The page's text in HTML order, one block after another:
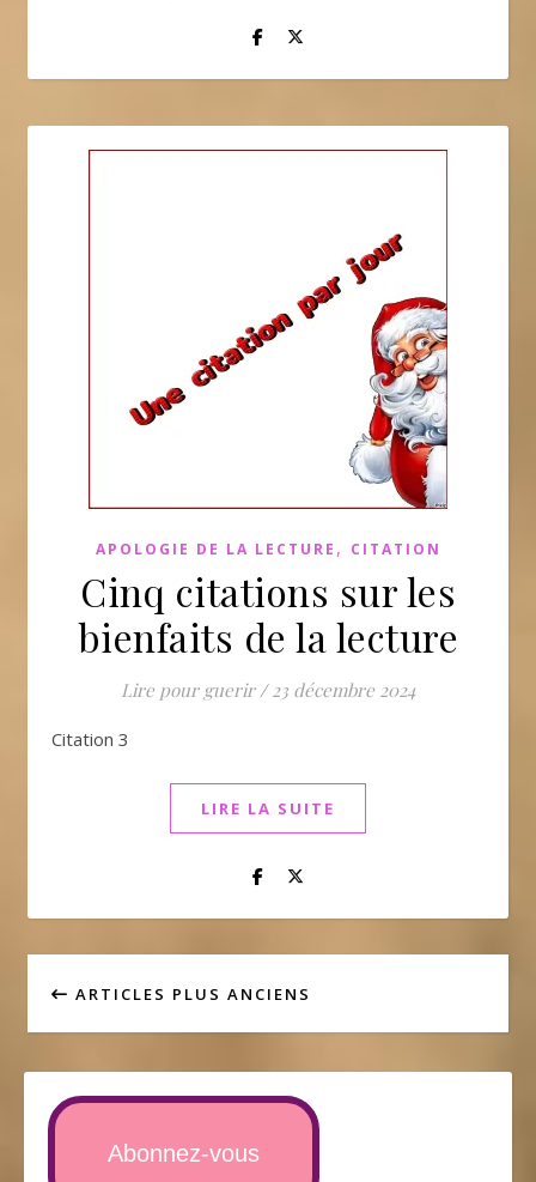
APOLOGIE DE LA LECTURE , CITATION
Cinq citations sur les
bienfaits de la lecture
Lire pour guerir / 23 décembre 2024
Citation 3
LIRE LA SUITE
ARTICLES PLUS ANCIENS
Abonnez-vous